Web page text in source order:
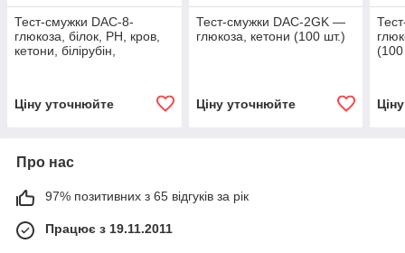
Тест-смужки DAC-8-
глюкоза, білок, РН, кров,
кетони, білірубін,
Ціну уточнюйте
Тест-смужки DAC-2GK —
глюкоза, кетони (100 шт.)
Ціну уточнюйте
Про нас
97% позитивних з 65 відгуків за рік
Працює з 19.11.2011